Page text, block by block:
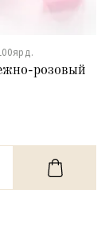
розовый